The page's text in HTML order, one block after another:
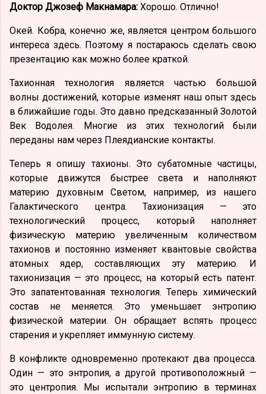
Доктор Джозеф Макнамара: Хорошо. Отлично!
Окей. Кобра, конечно же, является центром большого
интереса здесь. Поэтому я постараюсь сделать свою
презентацию как можно более краткой.
Тахионная технология является частью большой
волны достижений, которые изменят наш опыт здесь
в ближайшие годы. Это давно предсказанный Золотой
Век Водолея. Многие из этих технологий были
переданы нам через Плеядианские контакты.
Теперь я опишу тахионы. Это субатомные частицы,
которые движутся быстрее света и наполняют
материю духовным Светом, например, из нашего
Галактического центра. Тахионизация — это
технологический процесс, который наполняет
физическую материю увеличенным количеством
тахионов и постоянно изменяет квантовые свойства
атомных ядер, составляющих эту материю. И
тахионизация — это процесс, на который есть патент.
Это запатентованная технология. Теперь химический
состав не меняется. Это уменьшает энтропию
физической материи. Он обращает вспять процесс
старения и укрепляет иммунную систему.
В конфликте одновременно протекают два процесса.
Один — это энтропия, а другой противоположный —
это центропия. Мы испытали энтропию в терминах